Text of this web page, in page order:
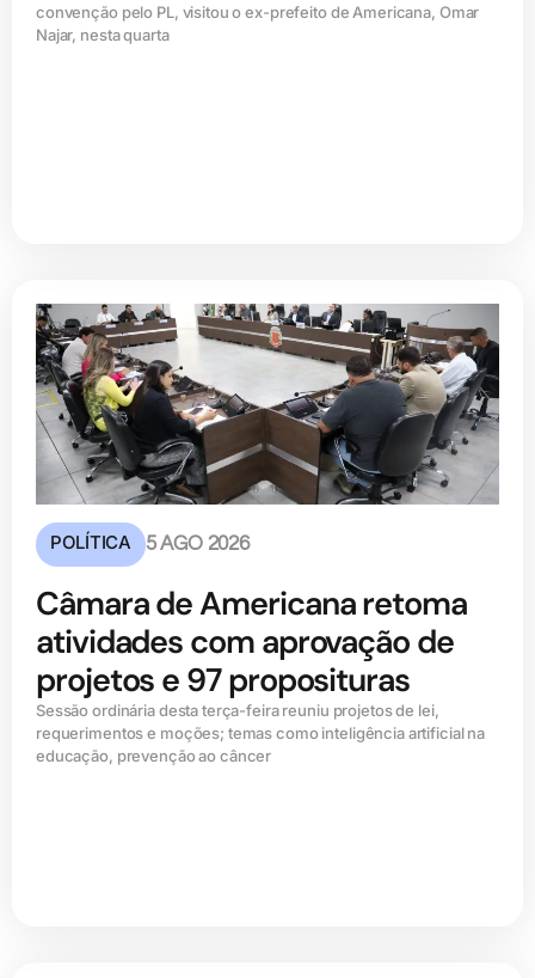
convenção pelo PL, visitou o ex-prefeito de Americana, Omar
Najar, nesta quarta
POLÍTICA 5 AGO 2026
Câmara de Americana retoma
atividades com aprovação de
projetos e 97 proposituras
Sessão ordinária desta terça-feira reuniu projetos de lei,
requerimentos e moções; temas como inteligência artificial na
educação, prevenção ao câncer